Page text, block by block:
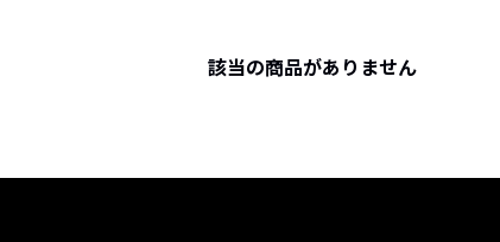
フォーカスブランド
該当の商品がありません